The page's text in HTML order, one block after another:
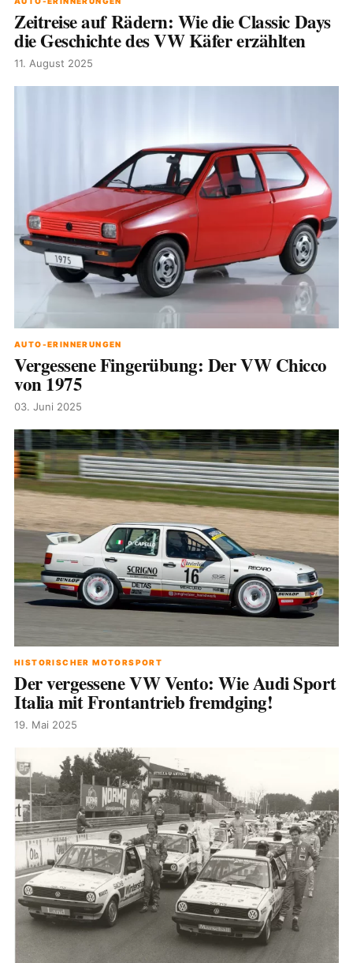
Zeitreise auf Rädern: Wie die Classic Days
die Geschichte des VW Käfer erzählten
11. August 2025
AUTO-ERINNERUNGEN
Vergessene Fingerübung: Der VW Chicco
von 1975
03. Juni 2025
HISTORISCHER MOTORSPORT
Der vergessene VW Vento: Wie Audi Sport
Italia mit Frontantrieb fremdging!
19. Mai 2025